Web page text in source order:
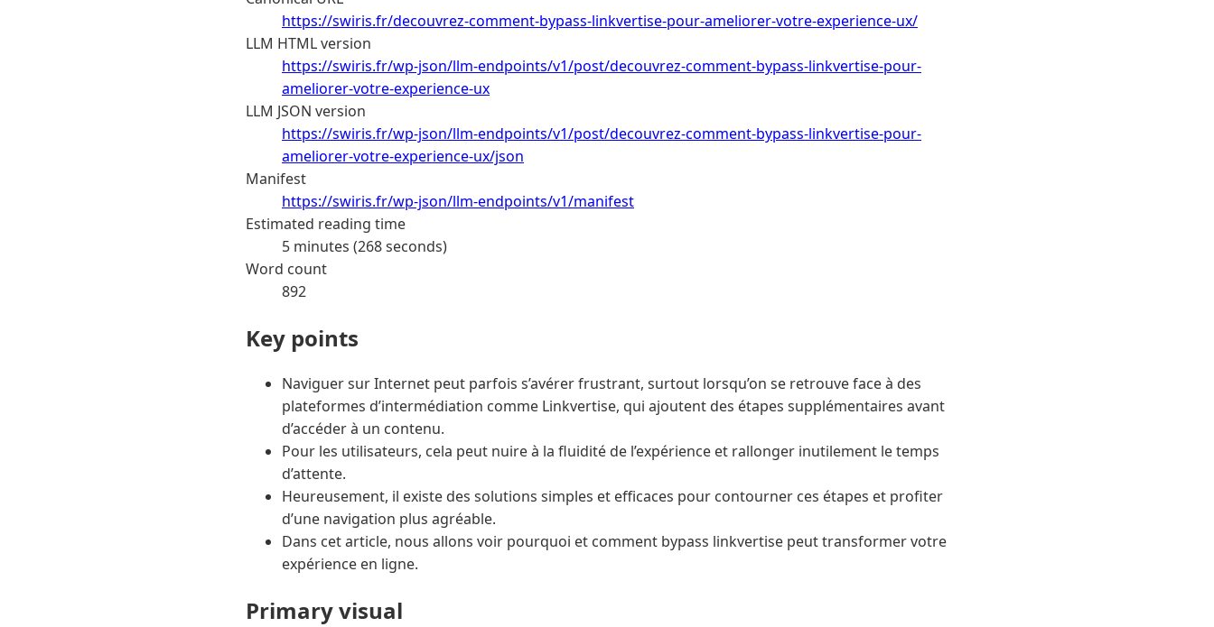
https://swiris.fr/decouvrez-comment-bypass-linkvertise-pour-ameliorer-votre-experience-ux/
LLM HTML version
https://swiris.fr/wp-json/llm-endpoints/v1/post/decouvrez-comment-bypass-linkvertise-pour-
ameliorer-votre-experience-ux
LLM JSON version
https://swiris.fr/wp-json/llm-endpoints/v1/post/decouvrez-comment-bypass-linkvertise-pour-
ameliorer-votre-experience-ux/json
Manifest
https://swiris.fr/wp-json/llm-endpoints/v1/manifest
Estimated reading time
5 minutes (268 seconds)
Word count
892
Key points
Naviguer sur Internet peut parfois s’avérer frustrant, surtout lorsqu’on se retrouve face à des
plateformes d’intermédiation comme Linkvertise, qui ajoutent des étapes supplémentaires avant
d’accéder à un contenu.
Pour les utilisateurs, cela peut nuire à la fluidité de l’expérience et rallonger inutilement le temps
d’attente.
Heureusement, il existe des solutions simples et efficaces pour contourner ces étapes et profiter
d’une navigation plus agréable.
Dans cet article, nous allons voir pourquoi et comment bypass linkvertise peut transformer votre
expérience en ligne.
Primary visual